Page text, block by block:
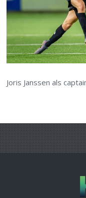
Joris Janssen als